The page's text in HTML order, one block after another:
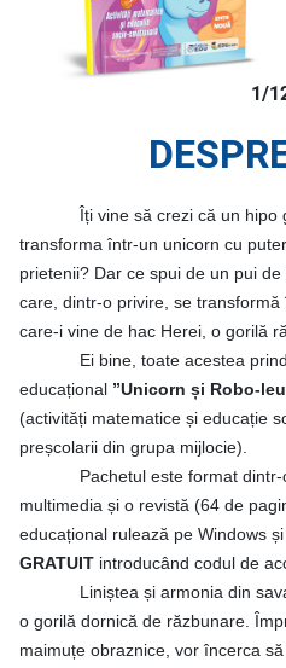
1/
Îți vine să crezi că un hipo
transforma într-un unicorn cu
prietenii? Dar ce spui de un pui
care, dintr-o privire, se
care-i vine de hac Herei, o gorilă
Ei bine, toate acestea
educațional ”Unicorn și Robo-
(activități matematice și educație
preșcolarii din grupa mijlocie).
Pachetul este format
multimedia și o revistă (64 de
educațional rulează pe Windows
GRATUIT introducând codul de
Liniștea și armonia din
o gorilă dornică de răzbunare.
maimuțe obraznice, vor încerca